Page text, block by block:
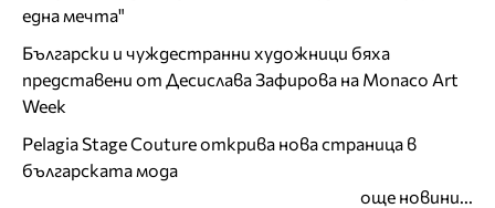
една мечта"
Български и чуждестранни художници бяха
представени от Десислава Зафирова на Monaco Art
Week
Pelagia Stage Couture открива нова страница в
българската мода
още новини...